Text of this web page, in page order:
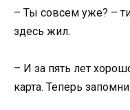
– Ты совсем уже? –
здесь жил.
– И за пять лет
карта. Теперь